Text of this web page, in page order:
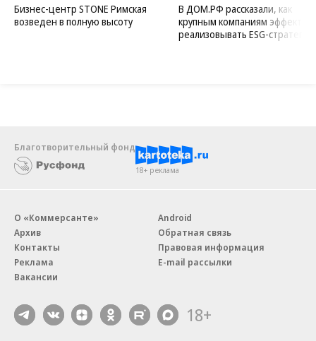
Бизнес-центр STONE Римская
возведен в полную высоту
В ДОМ.РФ рассказали, как
крупным компаниям
реализовывать ESG-стратегию
Благотворительный фонд
18+ реклама
О «Коммерсанте»
Архив
Контакты
Реклама
Вакансии
Android
Обратная связь
Правовая информация
E-mail рассылки
18+